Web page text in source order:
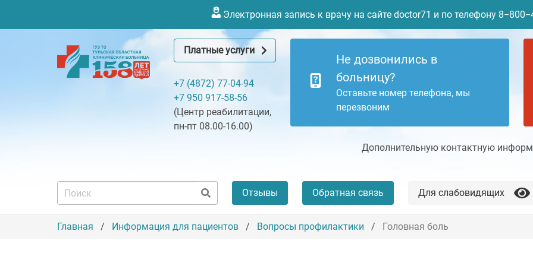
Электронная запись к врачу на сайте doctor71 и по телефону
Платные услуги
+7 (4872) 77-04-94
+7 950 917-58-56
(Центр реабилитации,
пн-пт 08.00-16.00)
Не дозвонились в
больницу?
Оставьте номер телефона, мы
перезвоним
Дополнительную контактную
Отзывы Обратная связь Для слабовидящих
Платные услуги
+7 (4872) 77-04-94
Главная Информация для пациентов Вопросы профилактики Головная боль